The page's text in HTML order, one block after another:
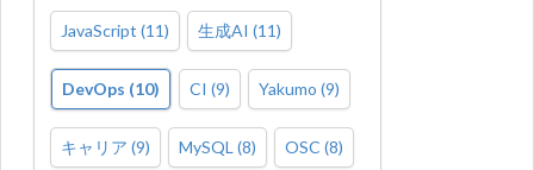
JavaScript (11) 生成AI (11)
DevOps (10) CI (9) Yakumo (9)
キャリア (9) MySQL (8) OSC (8)